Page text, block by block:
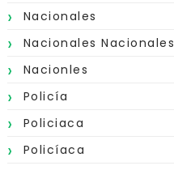
Nacionales
Nacionales Nacionales
Nacionles
Policía
Policiaca
Policíaca